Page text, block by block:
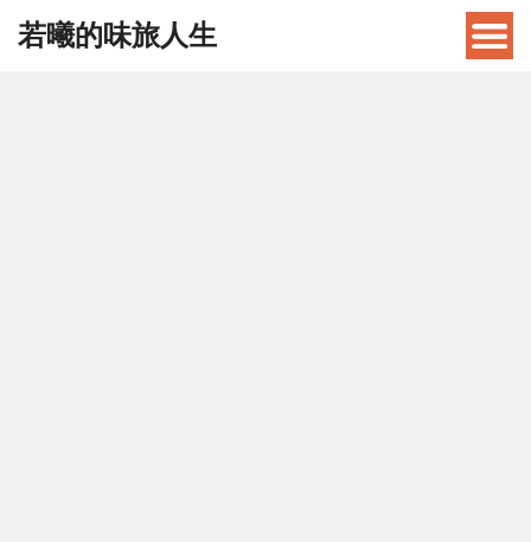
若曦的味旅人生